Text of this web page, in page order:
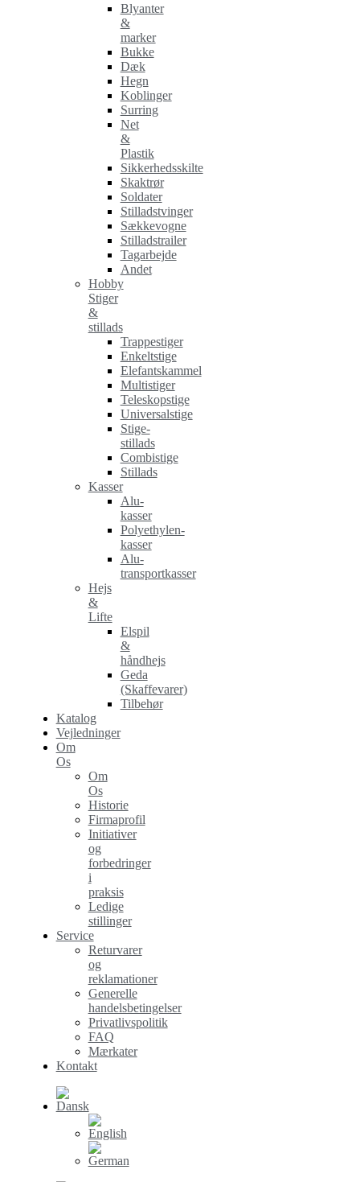
Blyanter
&
marker
Bukke
Dæk
Hegn
Koblinger
Surring
Net
&
Plastik
Sikkerhedsskilte
Skaktrør
Soldater
Stilladstvinger
Sækkevogne
Stilladstrailer
Tagarbejde
Andet
Hobby
Stiger
&
stillads
Trappestiger
Enkeltstige
Elefantskammel
Multistiger
Teleskopstige
Universalstige
Stige-
stillads
Combistige
Stillads
Kasser
Alu-
kasser
Polyethylen-
kasser
Alu-
transportkasser
Hejs
&
Lifte
Elspil
&
håndhejs
Geda
(Skaffevarer)
Tilbehør
Katalog
Vejledninger
Om
Os
Om
Os
Historie
Firmaprofil
Initiativer
og
forbedringer
i
praksis
Ledige
stillinger
Service
Returvarer
og
reklamationer
Generelle
handelsbetingelser
Privatlivspolitik
FAQ
Mærkater
Kontakt